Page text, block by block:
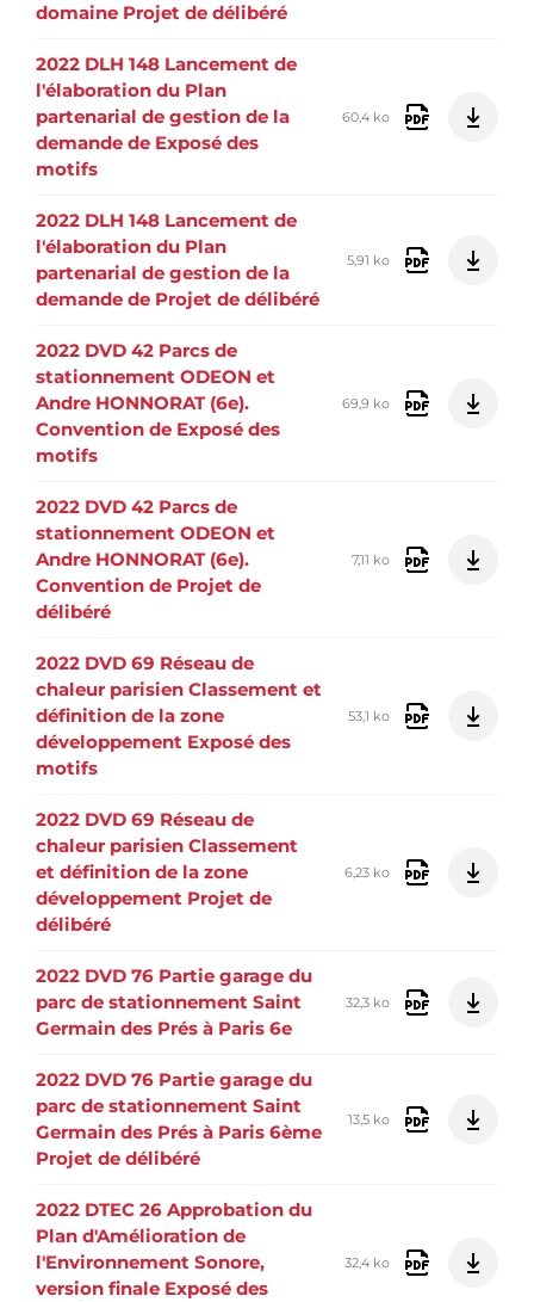
domaine Projet de délibéré
2022 DLH 148 Lancement de
l'élaboration du Plan
partenarial de gestion de la
demande de Exposé des
motifs
60,4 ko
2022 DLH 148 Lancement de
l'élaboration du Plan
partenarial de gestion de la
demande de Projet de délibéré
5,91 ko
2022 DVD 42 Parcs de
stationnement ODEON et
Andre HONNORAT (6e).
Convention de Exposé des
motifs
69,9 ko
2022 DVD 42 Parcs de
stationnement ODEON et
Andre HONNORAT (6e).
Convention de Projet de
délibéré
7,11 ko
2022 DVD 69 Réseau de
chaleur parisien Classement et
définition de la zone
développement Exposé des
motifs
53,1 ko
2022 DVD 69 Réseau de
chaleur parisien Classement
et définition de la zone
développement Projet de
délibéré
6,23 ko
2022 DVD 76 Partie garage du
parc de stationnement Saint
Germain des Prés à Paris 6e
32,3 ko
2022 DVD 76 Partie garage du
parc de stationnement Saint
Germain des Prés à Paris 6ème
Projet de délibéré
13,5 ko
2022 DTEC 26 Approbation du
Plan d'Amélioration de
l'Environnement Sonore,
version finale Exposé des
32,4 ko